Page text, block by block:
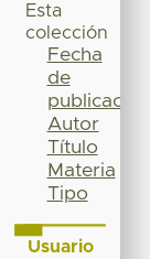
Esta
colección
Fecha
de
publicación
Autor
Título
Materia
Tipo
Usuario